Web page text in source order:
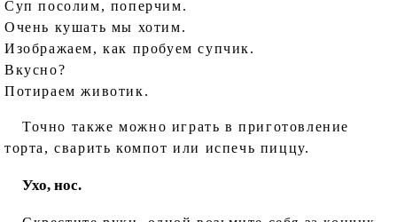
Суп посолим, поперчим.
Очень кушать мы хотим.
Изображаем, как пробуем супчик.
Вкусно?
Потираем животик.
Точно также можно играть в приготовление
торта, сварить компот или испечь пиццу.
Ухо, нос.